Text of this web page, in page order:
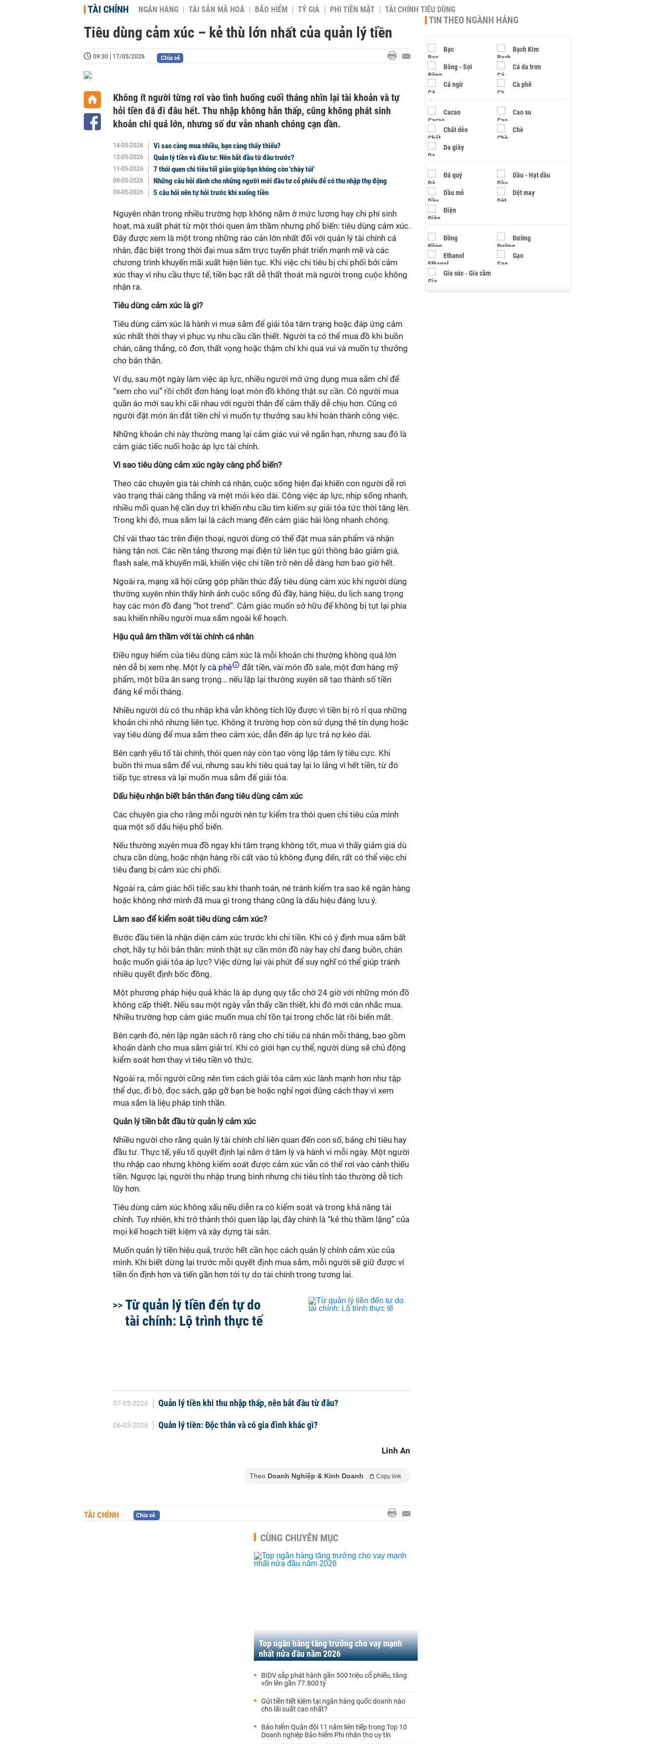
TÀI CHÍNH NGÂN HÀNG TÀI SẢN MÃ HOÁ BẢO HIỂM TỶ GIÁ PHI TIỀN MẶT TÀI CHÍNH TIÊU DÙNG
Tiêu dùng cảm xúc – kẻ thù lớn nhất của quản lý tiền
09:30 | 17/05/2026 Chia sẻ
Không ít người từng rơi vào tình huống cuối tháng nhìn lại tài khoản và tự
hỏi tiền đã đi đâu hết. Thu nhập không hẳn thấp, cũng không phát sinh
khoản chi quá lớn, nhưng số dư vẫn nhanh chóng cạn dần.
14-05-2026 Vì sao càng mua nhiều, bạn càng thấy thiếu?
12-05-2026 Quản lý tiền và đầu tư: Nên bắt đầu từ đâu trước?
11-05-2026 7 thói quen chi tiêu tối giản giúp bạn không còn 'cháy túi'
09-05-2026 Những câu hỏi dành cho những người mới đầu tư cổ phiếu để có thu nhập thụ động
09-05-2026 5 câu hỏi nên tự hỏi trước khi xuống tiền
Nguyên nhân trong nhiều trường hợp không nằm ở mức lương hay chi phí sinh
hoạt, mà xuất phát từ một thói quen âm thầm nhưng phổ biến: tiêu dùng cảm xúc.
Đây được xem là một trong những rào cản lớn nhất đối với quản lý tài chính cá
nhân, đặc biệt trong thời đại mua sắm trực tuyến phát triển mạnh mẽ và các
chương trình khuyến mãi xuất hiện liên tục. Khi việc chi tiêu bị chi phối bởi cảm
xúc thay vì nhu cầu thực tế, tiền bạc rất dễ thất thoát mà người trong cuộc không
nhận ra.
Tiêu dùng cảm xúc là gì?
Tiêu dùng cảm xúc là hành vi mua sắm để giải tỏa tâm trạng hoặc đáp ứng cảm
xúc nhất thời thay vì phục vụ nhu cầu cần thiết. Người ta có thể mua đồ khi buồn
chán, căng thẳng, cô đơn, thất vọng hoặc thậm chí khi quá vui và muốn tự thưởng
cho bản thân.
Ví dụ, sau một ngày làm việc áp lực, nhiều người mở ứng dụng mua sắm chỉ để
“xem cho vui” rồi chốt đơn hàng loạt món đồ không thật sự cần. Có người mua
quần áo mới sau khi cãi nhau với người thân để cảm thấy dễ chịu hơn. Cũng có
người đặt món ăn đắt tiền chỉ vì muốn tự thưởng sau khi hoàn thành công việc.
Những khoản chi này thường mang lại cảm giác vui vẻ ngắn hạn, nhưng sau đó là
cảm giác tiếc nuối hoặc áp lực tài chính.
Vì sao tiêu dùng cảm xúc ngày càng phổ biến?
Theo các chuyên gia tài chính cá nhân, cuộc sống hiện đại khiến con người dễ rơi
vào trạng thái căng thẳng và mệt mỏi kéo dài. Công việc áp lực, nhịp sống nhanh,
nhiều mối quan hệ cần duy trì khiến nhu cầu tìm kiếm sự giải tỏa tức thời tăng lên.
Trong khi đó, mua sắm lại là cách mang đến cảm giác hài lòng nhanh chóng.
Chỉ vài thao tác trên điện thoại, người dùng có thể đặt mua sản phẩm và nhận
hàng tận nơi. Các nền tảng thương mại điện tử liên tục gửi thông báo giảm giá,
flash sale, mã khuyến mãi, khiến việc chi tiền trở nên dễ dàng hơn bao giờ hết.
Ngoài ra, mạng xã hội cũng góp phần thúc đẩy tiêu dùng cảm xúc khi người dùng
thường xuyên nhìn thấy hình ảnh cuộc sống đủ đầy, hàng hiệu, du lịch sang trọng
hay các món đồ đang “hot trend”. Cảm giác muốn sở hữu để không bị tụt lại phía
sau khiến nhiều người mua sắm ngoài kế hoạch.
Hậu quả âm thầm với tài chính cá nhân
Điều nguy hiểm của tiêu dùng cảm xúc là mỗi khoản chi thường không quá lớn
nên dễ bị xem nhẹ. Một ly cà phê
đắt tiền, vài món đồ sale, một đơn hàng mỹ
phẩm, một bữa ăn sang trọng… nếu lặp lại thường xuyên sẽ tạo thành số tiền
đáng kể mỗi tháng.
Nhiều người dù có thu nhập khá vẫn không tích lũy được vì tiền bị rò rỉ qua những
khoản chi nhỏ nhưng liên tục. Không ít trường hợp còn sử dụng thẻ tín dụng hoặc
vay tiêu dùng để mua sắm theo cảm xúc, dẫn đến áp lực trả nợ kéo dài.
Bên cạnh yếu tố tài chính, thói quen này còn tạo vòng lặp tâm lý tiêu cực. Khi
buồn thì mua sắm để vui, nhưng sau khi tiêu quá tay lại lo lắng vì hết tiền, từ đó
tiếp tục stress và lại muốn mua sắm để giải tỏa.
Dấu hiệu nhận biết bản thân đang tiêu dùng cảm xúc
Các chuyên gia cho rằng mỗi người nên tự kiểm tra thói quen chi tiêu của mình
qua một số dấu hiệu phổ biến.
Nếu thường xuyên mua đồ ngay khi tâm trạng không tốt, mua vì thấy giảm giá dù
chưa cần dùng, hoặc nhận hàng rồi cất vào tủ không đụng đến, rất có thể việc chi
tiêu đang bị cảm xúc chi phối.
Ngoài ra, cảm giác hối tiếc sau khi thanh toán, né tránh kiểm tra sao kê ngân hàng
hoặc không nhớ mình đã mua gì trong tháng cũng là dấu hiệu đáng lưu ý.
Làm sao để kiểm soát tiêu dùng cảm xúc?
Bước đầu tiên là nhận diện cảm xúc trước khi chi tiền. Khi có ý định mua sắm bất
chợt, hãy tự hỏi bản thân: mình thật sự cần món đồ này hay chỉ đang buồn, chán
hoặc muốn giải tỏa áp lực? Việc dừng lại vài phút để suy nghĩ có thể giúp tránh
nhiều quyết định bốc đồng.
Một phương pháp hiệu quả khác là áp dụng quy tắc chờ 24 giờ với những món đồ
không cấp thiết. Nếu sau một ngày vẫn thấy cần thiết, khi đó mới cân nhắc mua.
Nhiều trường hợp cảm giác muốn mua chỉ tồn tại trong chốc lát rồi biến mất.
Bên cạnh đó, nên lập ngân sách rõ ràng cho chi tiêu cá nhân mỗi tháng, bao gồm
khoản dành cho mua sắm giải trí. Khi có giới hạn cụ thể, người dùng sẽ chủ động
kiểm soát hơn thay vì tiêu tiền vô thức.
Ngoài ra, mỗi người cũng nên tìm cách giải tỏa cảm xúc lành mạnh hơn như tập
thể dục, đi bộ, đọc sách, gặp gỡ bạn bè hoặc nghỉ ngơi đúng cách thay vì xem
mua sắm là liệu pháp tinh thần.
Quản lý tiền bắt đầu từ quản lý cảm xúc
Nhiều người cho rằng quản lý tài chính chỉ liên quan đến con số, bảng chi tiêu hay
đầu tư. Thực tế, yếu tố quyết định lại nằm ở tâm lý và hành vi mỗi ngày. Một người
thu nhập cao nhưng không kiểm soát được cảm xúc vẫn có thể rơi vào cảnh thiếu
tiền. Ngược lại, người thu nhập trung bình nhưng chi tiêu tỉnh táo thường dễ tích
lũy hơn.
Tiêu dùng cảm xúc không xấu nếu diễn ra có kiểm soát và trong khả năng tài
chính. Tuy nhiên, khi trở thành thói quen lặp lại, đây chính là “kẻ thù thầm lặng” của
mọi kế hoạch tiết kiệm và xây dựng tài sản.
Muốn quản lý tiền hiệu quả, trước hết cần học cách quản lý chính cảm xúc của
mình. Khi biết dừng lại trước mỗi quyết định mua sắm, mỗi người sẽ giữ được ví
tiền ổn định hơn và tiến gần hơn tới tự do tài chính trong tương lai.
Từ quản lý tiền đến tự do
tài chính: Lộ trình thực tế
07-05-2026 Quản lý tiền khi thu nhập thấp, nên bắt đầu từ đâu?
06-05-2026 Quản lý tiền: Độc thân và có gia đình khác gì?
Linh An
Theo Doanh Nghiệp & Kinh Doanh Copy link
TÀI CHÍNH Chia sẻ
CÙNG CHUYÊN MỤC
Top ngân hàng tăng trưởng cho vay mạnh
nhất nửa đầu năm 2026
BIDV sắp phát hành gần 500 triệu cổ phiếu, tăng
vốn lên gần 77.800 tỷ
Gửi tiền tiết kiệm tại ngân hàng quốc doanh nào
cho lãi suất cao nhất?
Bảo hiểm Quân đội 11 năm liên tiếp trong Top 10
Doanh nghiệp Bảo hiểm Phi nhân thọ uy tín
TIN THEO NGÀNH HÀNG
Bạc Bạch Kim
Bông - Sợi Cá da trơn
Cá ngừ Cà phê
Cacao Cao su
Chất dẻo Chè
Da giày
Đá quý Dầu - Hạt dầu
Dầu mỏ Dệt may
Điện
Đồng Đường
Ethanol Gạo
Gia súc - Gia cầm